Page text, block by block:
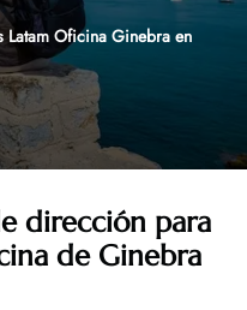
Latam Oficina Ginebra en
dirección para
de Ginebra